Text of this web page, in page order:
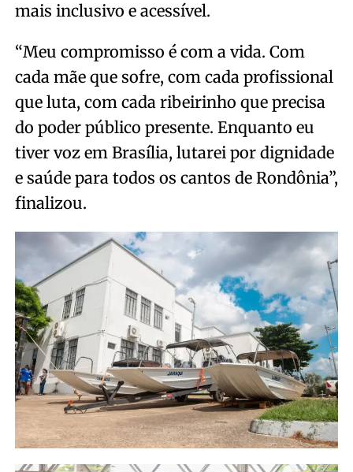
mais inclusivo e acessível.
“Meu compromisso é com a vida. Com
cada mãe que sofre, com cada profissional
que luta, com cada ribeirinho que precisa
do poder público presente. Enquanto eu
tiver voz em Brasília, lutarei por dignidade
e saúde para todos os cantos de Rondônia”,
finalizou.